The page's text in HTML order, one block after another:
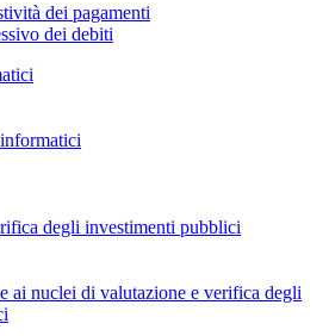
dei pagamenti
dei debiti
degli investimenti pubblici
ai nuclei di valutazione e verifica degli